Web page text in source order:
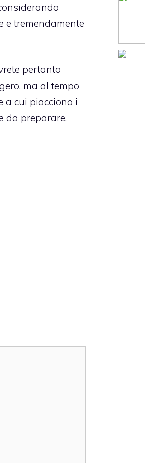
e tremendamente
pertanto
ma al tempo
a cui piacciono i
da preparare.